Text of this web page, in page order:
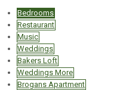
Bedrooms
Restaurant
Music
Weddings
Bakers Loft
Weddings More
Brogans Apartment